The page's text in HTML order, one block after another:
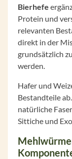
Bierhefe
Protein und
relevanten
direkt in der
grundsätzlich
werden.
Hafer und
Bestandteile
natürliche
Sittiche und